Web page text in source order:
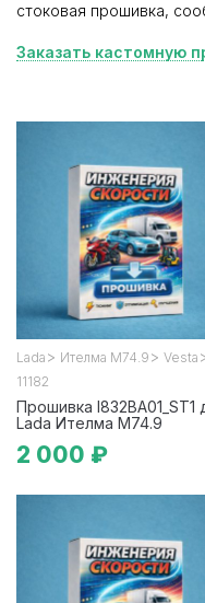
стоковая прошивка,
Заказать кастомную
Lada > Ителма М74.9 > Vesta
11182
Прошивка I832BA01_ST1
Lada Ителма М74.9
2 000 ₽